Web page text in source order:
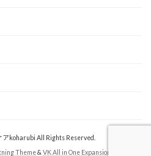
koharubi All Rights Reserved.
Theme& VK All in One Expansion Unit